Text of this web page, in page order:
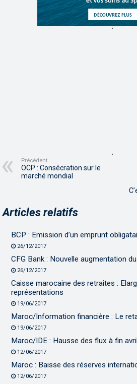
,
,
Précédent
OCP : Consécration sur le
marché mondial
Articles relatifs
BCP : Emission d’un emprunt
26/12/2017
CFG Bank : Nouvelle augmentation
26/12/2017
Caisse marocaine des retraites :
représentations
19/06/2017
Maroc/Information financière : Le
19/06/2017
Maroc/IDE : Hausse des flux à fin avril
12/06/2017
Maroc : Baisse des réserves
12/06/2017